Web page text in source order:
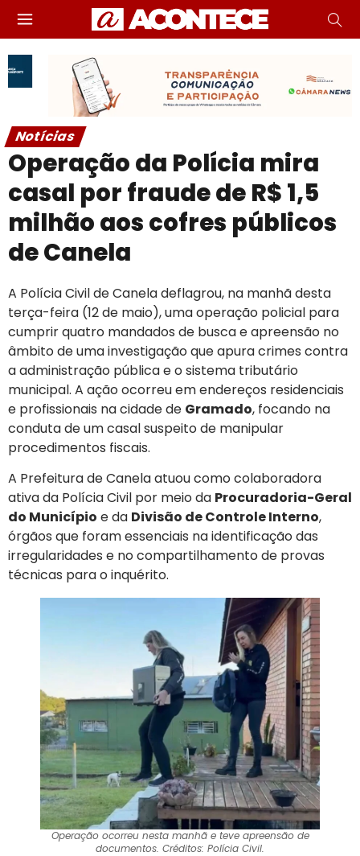
Notícias
Operação da Polícia mira
casal por fraude de R$ 1,5
milhão aos cofres públicos
de Canela
A Polícia Civil de Canela deflagrou, na manhã desta
terça-feira (12 de maio), uma operação policial para
cumprir quatro mandados de busca e apreensão no
âmbito de uma investigação que apura crimes contra
a administração pública e o sistema tributário
municipal. A ação ocorreu em endereços residenciais
e profissionais na cidade de Gramado, focando na
conduta de um casal suspeito de manipular
procedimentos fiscais.
A Prefeitura de Canela atuou como colaboradora
ativa da Polícia Civil por meio da Procuradoria-Geral
do Município e da Divisão de Controle Interno,
órgãos que foram essenciais na identificação das
irregularidades e no compartilhamento de provas
técnicas para o inquérito.
Operação ocorreu nesta manhã e teve apreensão de
documentos. Créditos: Polícia Civil.